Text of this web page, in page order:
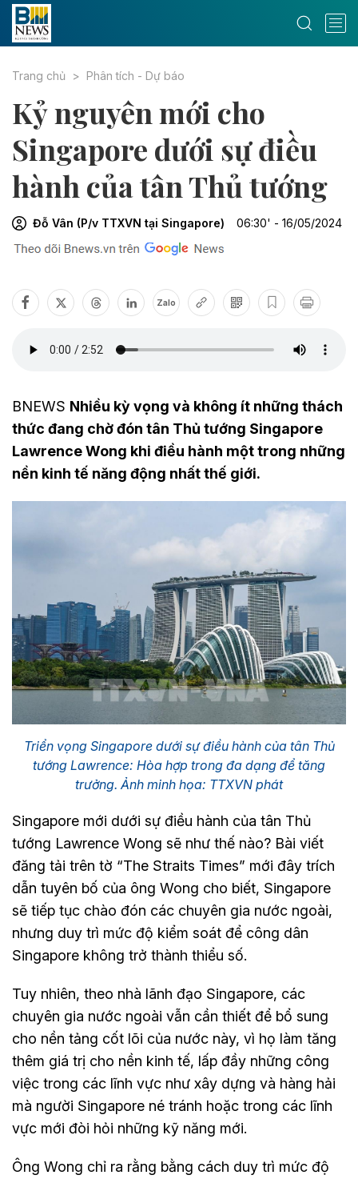
Trang chủ Phân tích - Dự báo
Kỷ nguyên mới cho
Singapore dưới sự điều
hành của tân Thủ tướng
Đỗ Vân (P/v TTXVN tại Singapore) 06:30' - 16/05/2024
Zalo
BNEWS Nhiều kỳ vọng và không ít những thách
thức đang chờ đón tân Thủ tướng Singapore
Lawrence Wong khi điều hành một trong những
nền kinh tế năng động nhất thế giới.
Triển vọng Singapore dưới sự điều hành của tân Thủ
tướng Lawrence: Hòa hợp trong đa dạng để tăng
trưởng. Ảnh minh họa: TTXVN phát
Singapore mới dưới sự điều hành của tân Thủ
tướng Lawrence Wong sẽ như thế nào? Bài viết
đăng tải trên tờ “The Straits Times” mới đây trích
dẫn tuyên bố của ông Wong cho biết, Singapore
sẽ tiếp tục chào đón các chuyên gia nước ngoài,
nhưng duy trì mức độ kiểm soát để công dân
Singapore không trở thành thiểu số.
Tuy nhiên, theo nhà lãnh đạo Singapore, các
chuyên gia nước ngoài vẫn cần thiết để bổ sung
cho nền tảng cốt lõi của nước này, vì họ làm tăng
thêm giá trị cho nền kinh tế, lấp đầy những công
việc trong các lĩnh vực như xây dựng và hàng hải
mà người Singapore né tránh hoặc trong các lĩnh
vực mới đòi hỏi những kỹ năng mới.
Ông Wong chỉ ra rằng bằng cách duy trì mức độ